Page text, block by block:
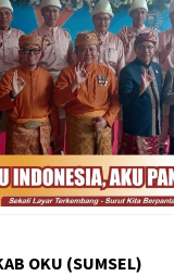
OKU (SUMSEL)